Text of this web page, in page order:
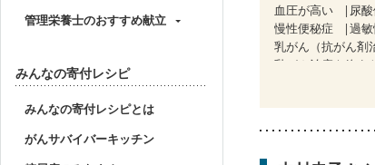
管理栄養士のおすすめ献立
みんなの寄付レシピ
みんなの寄付レシピとは
がんサバイバーキッチン
血圧が高い 尿
慢性便秘症
過敏
乳がん（抗がん剤
乳がん治療を終え